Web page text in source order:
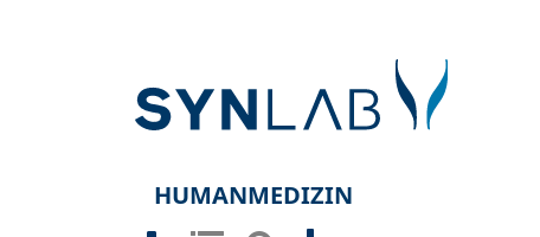
HUMANMEDIZIN